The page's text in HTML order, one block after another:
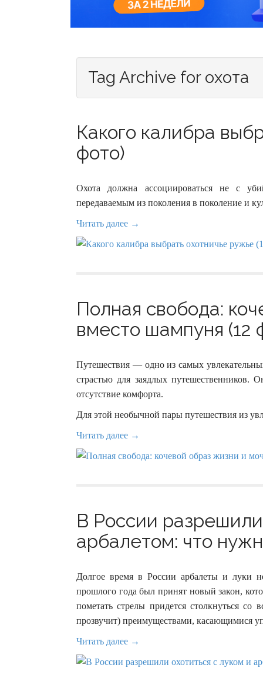
Tag Archive for охота
Какого калибра
фото)
Охота должна ассоциироваться не с
передаваемым из поколения в поколение и
Читать далее →
Полная свобода:
вместо шампуня (12
Путешествия — одно из самых
страстью для заядлых
отсутствие комфорта.
Для этой необычной пары путешествия из
Читать далее →
В России
арбалетом: что
Долгое время в России арбалеты и луки
прошлого года был принят новый закон,
пометать стрелы придется столкнуться
прозвучит) преимуществами, касающимися
Читать далее →